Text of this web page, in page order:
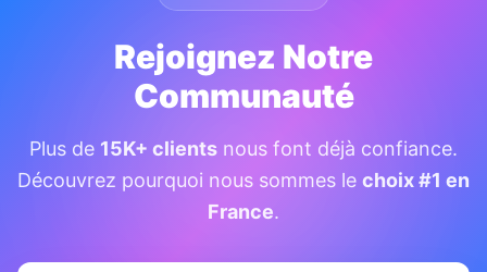
Rejoignez Notre
Communauté
Plus de 15K+ clients nous font déjà confiance.
Découvrez pourquoi nous sommes le choix #1 en
France.